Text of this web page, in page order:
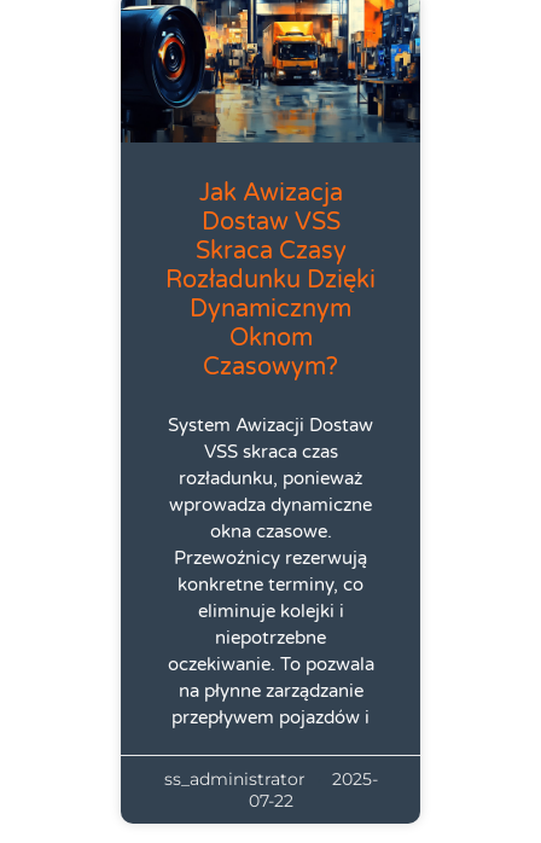
Jak Awizacja
Dostaw VSS
Skraca Czasy
Rozładunku Dzięki
Dynamicznym
Oknom
Czasowym?
System Awizacji Dostaw
VSS skraca czas
rozładunku, ponieważ
wprowadza dynamiczne
okna czasowe.
Przewoźnicy rezerwują
konkretne terminy, co
eliminuje kolejki i
niepotrzebne
oczekiwanie. To pozwala
na płynne zarządzanie
przepływem pojazdów i
ss_administrator
2025-
07-22